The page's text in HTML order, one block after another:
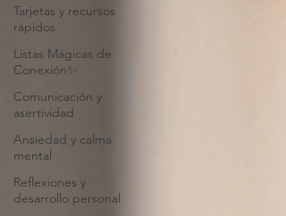
Tarjetas y recursos
rápidos
Listas Mágicas de
Conexión✨
Comunicación y
asertividad
Ansiedad y calma
mental
Reflexiones y
desarrollo personal